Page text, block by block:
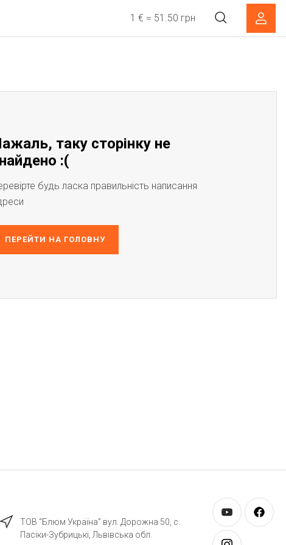
1 € = 51.50 грн
таку сторінку не
:(
будь ласка правильність написання
ПЕРЕЙТИ НА ГОЛОВНУ
ТОВ “Блюм Україна” вул. Дорожна 50, c.
Пасіки-Зубрицькі, Львівська обл.